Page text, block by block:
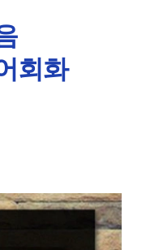
회화